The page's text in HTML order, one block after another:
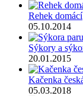
Rehek domácí
05.10.2014
Sýkory a
20.01.2015
Kačenka
05.03.2018